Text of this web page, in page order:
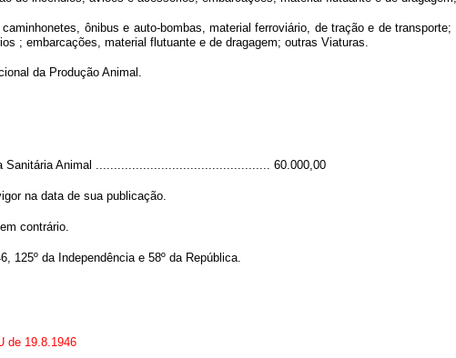
ônibus e auto-bombas, material ferroviário, de tração e de
; embarcações, material flutuante e de dragagem; outras Viaturas.
da Produção Animal.
Sanitária Animal ................................................ 60.000,00
na data de sua publicação.
contrário.
125º da Independência e 58º da República.
de 19.8.1946